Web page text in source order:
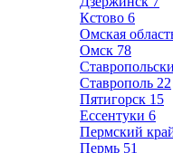
Кстово 6
Омская
Омск 78
Ставрополь 22
Пятигорск 15
Ессентуки 6
Пермский
Пермь 51